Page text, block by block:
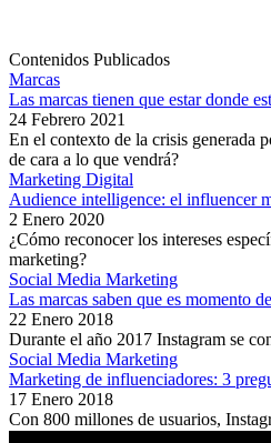
Contenidos Publicados
Marcas
Las marcas tienen que estar donde
24 Febrero 2021
En el contexto de la crisis generada
de cara a lo que vendrá?
Marketing Digital
Audience intelligence: el influencer
2 Enero 2020
¿Cómo reconocer los intereses
marketing?
Social Media Marketing
Las marcas saben que es momento
22 Enero 2018
Durante el año 2017 Instagram se
Social Media Marketing
Marketing de influenciadores: 3
17 Enero 2018
Con 800 millones de usuarios,